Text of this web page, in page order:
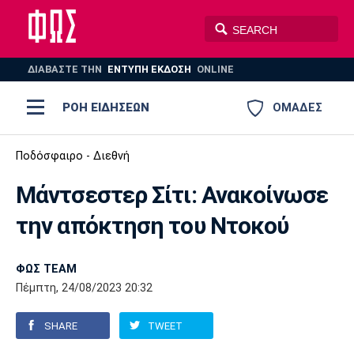
ΔΙΑΒΑΣΤΕ THN ΕΝΤΥΠΗ ΕΚΔΟΣΗ ONLINE
ΟΜΑΔΕΣ
ΡΟΗ ΕΙΔΗΣΕΩΝ
ΠΟΔΟΣΦΑΙΡΟ
ΠΟΛΟ
AUTO-MOTO
Ποδόσφαιρο
Super League 1
Super League 2
Γ Εθνική
Ελλάδα
Μπάσκετ
Ελλάδα
Εθνική
EuroLeague
Ολυμπιακοί Αγώνες
Βόλεϊ
Πόλο
Ολυμπιακός ΑΕΚ ΠΑΟΚ
Παναθηναϊκός Ατρόμητος
Ποδόσφαιρο - Διεθνή
Μάντσεστερ Σίτι: Ανακοίνωσε
την απόκτηση του Ντοκού
ΦΩΣ TEAM
Πέμπτη, 24/08/2023 20:32
SHARE TWEET